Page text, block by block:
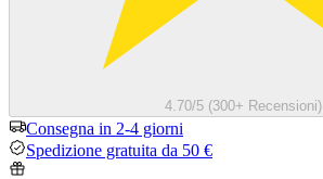
4.70/5 (300+ Recensioni)
Consegna in 2-4 giorni
Spedizione gratuita da 50 €